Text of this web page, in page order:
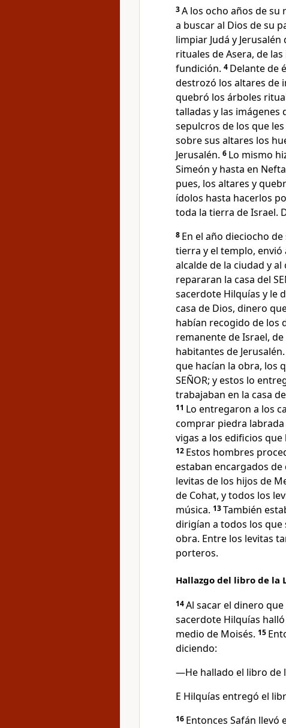
3A los ocho años de su
a buscar al Dios de su
limpiar Judá y
rituales de Asera, de
fundición. 4 Delante de
destrozó los altares de
quebró los árboles
talladas y las imágenes
sepulcros de los que
sobre sus altares los
Jerusalén. 6 Lo mismo
Simeón y hasta en
pues, los altares y
ídolos hasta hacerlos
toda la tierra de Israel.
8 En el año dieciocho
tierra y el templo, envió
alcalde de la ciudad y al
repararan la casa del
sacerdote Hilquías y le
casa de Dios, dinero
habían recogido de los
remanente de Israel,
habitantes de Jerusalén.
que hacían la obra, los
SEÑOR; y estos lo
trabajaban en la casa
11 Lo entregaron a los
comprar piedra
vigas a los edificios
12 Estos hombres
estaban encargados
levitas de los hijos de
de Cohat, y todos los
música. 13También
dirigían a todos los que
obra. Entre los levitas
porteros.
Hallazgo del libro de la
14Al sacar el dinero que
sacerdote Hilquías
medio de Moisés. 15
diciendo:
—He hallado el libro de
E Hilquías entregó el
16 Entonces Safán llevó